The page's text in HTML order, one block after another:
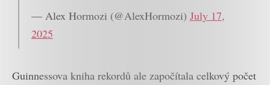
— Alex Hormozi (@AlexHormozi) July 17,
2025
Guinnessova kniha rekordů ale započítala celkový počet